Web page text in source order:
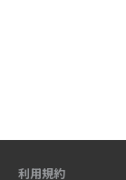
利用規約